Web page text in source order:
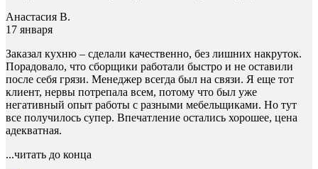
Анастасия В.
17 января
Заказал кухню – сделали качественно, без лишних накруток.
Порадовало, что сборщики работали быстро и не оставили
после себя грязи. Менеджер всегда был на связи. Я еще тот
клиент, нервы потрепала всем, потому что был уже
негативный опыт работы с разными мебельщиками. Но тут
все получилось супер. Впечатление остались хорошее, цена
адекватная.
...читать до конца